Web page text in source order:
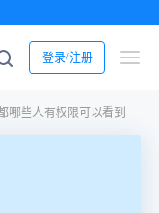
登录/注册
哪些人有权限可以看到